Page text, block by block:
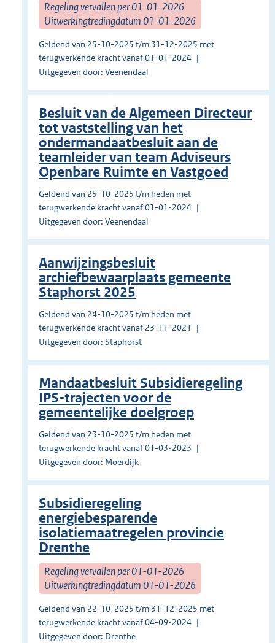
Regeling vervallen per 01-01-2026
Uitwerkingtredingdatum 01-01-2026
Geldend van 25-10-2025 t/m 31-12-2025 met
terugwerkende kracht vanaf 01-01-2024
Uitgegeven door: Veenendaal
Besluit van de Algemeen Directeur
tot vaststelling van het
ondermandaatbesluit aan de
teamleider van team Adviseurs
Openbare Ruimte en Vastgoed
Geldend van 25-10-2025 t/m heden met
terugwerkende kracht vanaf 01-01-2024
Uitgegeven door: Veenendaal
Aanwijzingsbesluit
archiefbewaarplaats gemeente
Staphorst 2025
Geldend van 24-10-2025 t/m heden met
terugwerkende kracht vanaf 23-11-2021
Uitgegeven door: Staphorst
Mandaatbesluit Subsidieregeling
IPS-trajecten voor de
gemeentelijke doelgroep
Geldend van 23-10-2025 t/m heden met
terugwerkende kracht vanaf 01-03-2023
Uitgegeven door: Moerdijk
Subsidieregeling
energiebesparende
isolatiemaatregelen provincie
Drenthe
Regeling vervallen per 01-01-2026
Uitwerkingtredingdatum 01-01-2026
Geldend van 22-10-2025 t/m 31-12-2025 met
terugwerkende kracht vanaf 04-09-2024
Uitgegeven door: Drenthe